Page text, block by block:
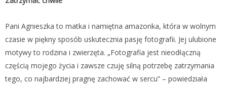
Pani Agnieszka to matka i namiętna amazonka, która w wolnym
czasie w piękny sposób uskutecznia pasję fotografii. Jej ulubione
motywy to rodzina i zwierzęta. „Fotografia jest nieodłączną
częścią mojego życia i zawsze czuję silną potrzebę zatrzymania
tego, co najbardziej pragnę zachować w sercu” – powiedziała